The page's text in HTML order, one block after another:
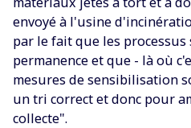
envoyé à l'usine
par le fait que les
permanence et que - là où
mesures de sensibilisation
un tri correct et donc pour
collecte".